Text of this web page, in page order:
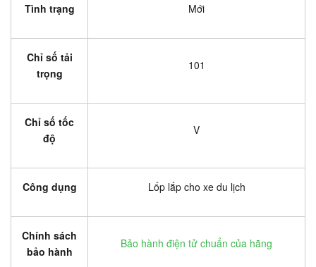
Tình trạng Mới
Chỉ số tải
trọng
101
Chỉ số tốc
độ
V
Công dụng Lốp lắp cho xe du lịch
Chính sách
bảo hành
Bảo hành điện tử chuẩn của hãng